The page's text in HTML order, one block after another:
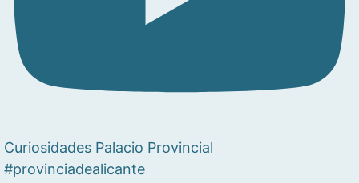
Curiosidades Palacio Provincial
#provinciadealicante